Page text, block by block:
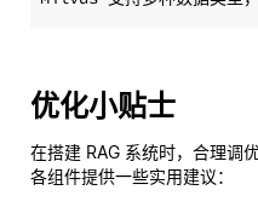
优化小贴士
在搭建 RAG 系统时，合理调
各组件提供一些实用建议：